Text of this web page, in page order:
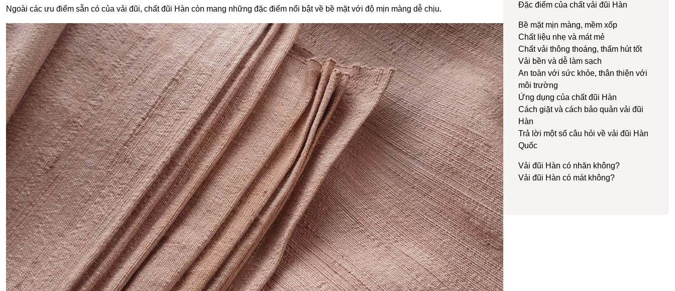
Ngoài các ưu điểm sẵn có của vải đũi, chất đũi Hàn còn mang những đặc điểm nổi bật về bề mặt với độ mịn màng dễ chịu. Đặc điểm của chất vải đũi Hàn
Bề mặt mịn màng, mềm xốp
Chất liệu nhẹ và mát mẻ
Chất vải thông thoáng, thấm hút tốt
Vải bền và dễ làm sạch
An toàn với sức khỏe, thân thiện với
môi trường
Ứng dụng của chất đũi Hàn
Cách giặt và cách bảo quản vải đũi
Hàn
Trả lời một số câu hỏi về vải đũi Hàn
Quốc
Vải đũi Hàn có nhăn không?
Vải đũi Hàn có mát không?